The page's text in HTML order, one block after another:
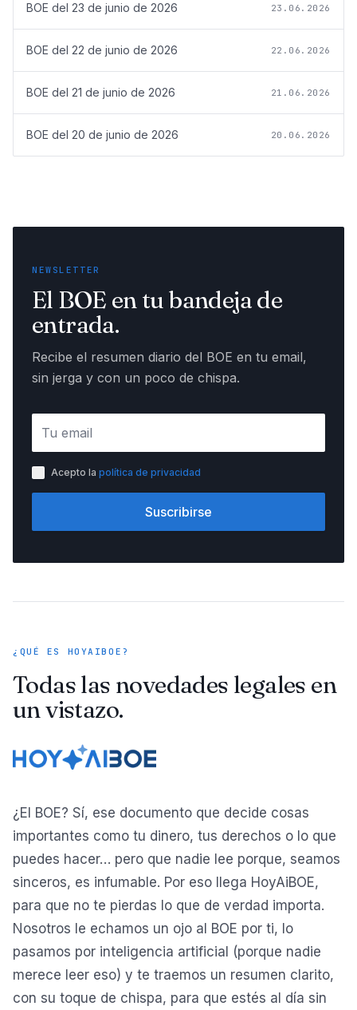
BOE del 23 de junio de 2026 23.06.2026
BOE del 22 de junio de 2026 22.06.2026
BOE del 21 de junio de 2026 21.06.2026
BOE del 20 de junio de 2026 20.06.2026
NEWSLETTER
El BOE en tu bandeja de
entrada.
Recibe el resumen diario del BOE en tu email,
sin jerga y con un poco de chispa.
Acepto la política de privacidad
Suscribirse
¿QUÉ ES HOYAIBOE?
Todas las novedades legales en
un vistazo.
¿El BOE? Sí, ese documento que decide cosas
importantes como tu dinero, tus derechos o lo que
puedes hacer… pero que nadie lee porque, seamos
sinceros, es infumable. Por eso llega HoyAiBOE,
para que no te pierdas lo que de verdad importa.
Nosotros le echamos un ojo al BOE por ti, lo
pasamos por inteligencia artificial (porque nadie
merece leer eso) y te traemos un resumen clarito,
con su toque de chispa, para que estés al día sin